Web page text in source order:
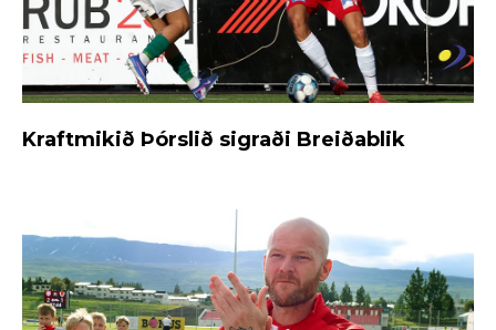
Kraftmikið Þórslið sigraði Breiðablik